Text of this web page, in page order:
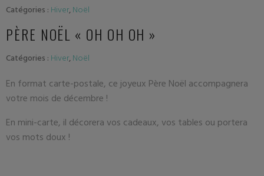
Catégories : Hiver,Noël
PÈRE NOËL « OH OH OH »
Catégories : Hiver,Noël
En format carte-postale, ce joyeux Père Noël accompagnera
votre mois de décembre !
En mini-carte, il décorera vos cadeaux, vos tables ou portera
vos mots doux !